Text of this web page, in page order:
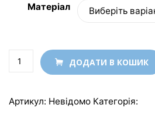
Матеріал
Цифровий
наліпок
ДОДАТИ В КОШИК
Артикул: Невідомо Категорія: